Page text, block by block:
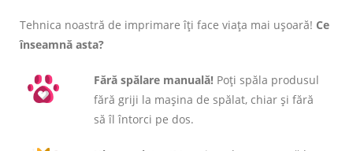
Tehnica noastră de imprimare îți face viața mai ușoară! Ce
înseamnă asta?
Fără spălare manuală! Poți spăla produsul
fără griji la mașina de spălat, chiar și fără
să îl întorci pe dos.